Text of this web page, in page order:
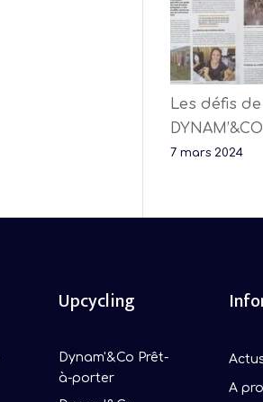
Les défis de
DYNAM’&CO
7 mars 2024
Upcycling
Dynam'&Co Prêt-
à-porter
A